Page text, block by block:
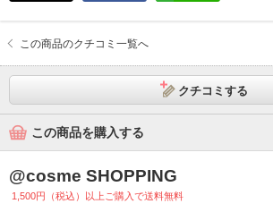
この商品のクチコミ一覧へ
クチコミする
この商品を購入する
@cosme SHOPPING
1,500円（税込）以上ご購入で送料無料